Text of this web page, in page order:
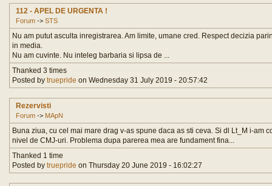
112 - APEL DE URGENTA !
Forum -> STS
Nu am putut asculta inregistrarea. Am limite, umane cred. Respect decizia
in media.
Nu am cuvinte. Nu inteleg barbaria si lipsa de ...
Thanked 3 times
Posted by truepride on Wednesday 31 July 2019 - 20:57:42
Rezervisti
Forum -> MApN
Buna ziua, cu cel mai mare drag v-as spune daca as sti ceva. Si dl Lt_M i-am
nivel de CMJ-uri. Problema dupa parerea mea are fundament fina...
Thanked 1 time
Posted by truepride on Thursday 20 June 2019 - 16:02:27